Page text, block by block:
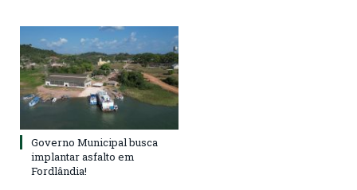
Governo Municipal busca
implantar asfalto em
Fordlândia!